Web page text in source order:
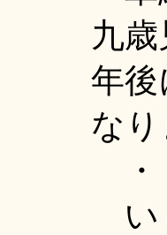
九
年
なり
・
い